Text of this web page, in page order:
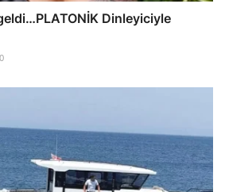
Dinleyiciyle
0